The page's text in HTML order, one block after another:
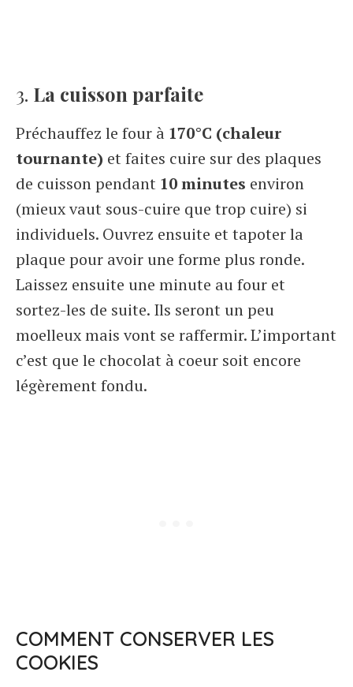
3. La cuisson parfaite
Préchauffez le four à 170°C (chaleur
tournante) et faites cuire sur des plaques
de cuisson pendant 10 minutes environ
(mieux vaut sous-cuire que trop cuire) si
individuels. Ouvrez ensuite et tapoter la
plaque pour avoir une forme plus ronde.
Laissez ensuite une minute au four et
sortez-les de suite. Ils seront un peu
moelleux mais vont se raffermir. L’important
c’est que le chocolat à coeur soit encore
légèrement fondu.
COMMENT CONSERVER LES
COOKIES